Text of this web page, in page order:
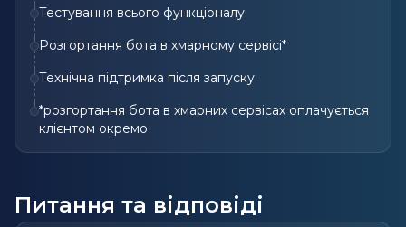
Тестування всього функціоналу
Розгортання бота в хмарному сервісі*
Технічна підтримка після запуску
*розгортання бота в хмарних сервісах оплачується
клієнтом окремо
Питання та відповіді